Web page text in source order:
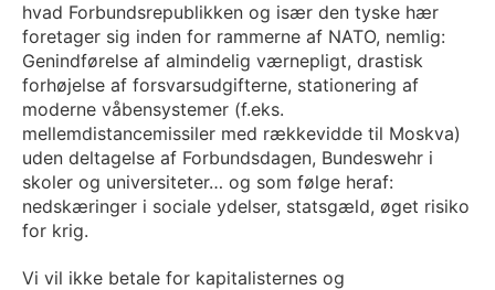
hvad Forbundsrepublikken og især den tyske hær
foretager sig inden for rammerne af NATO, nemlig:
Genindførelse af almindelig værnepligt, drastisk
forhøjelse af forsvarsudgifterne, stationering af
moderne våbensystemer (f.eks.
mellemdistancemissiler med rækkevidde til Moskva)
uden deltagelse af Forbundsdagen, Bundeswehr i
skoler og universiteter… og som følge heraf:
nedskæringer i sociale ydelser, statsgæld, øget risiko
for krig.
Vi vil ikke betale for kapitalisternes og